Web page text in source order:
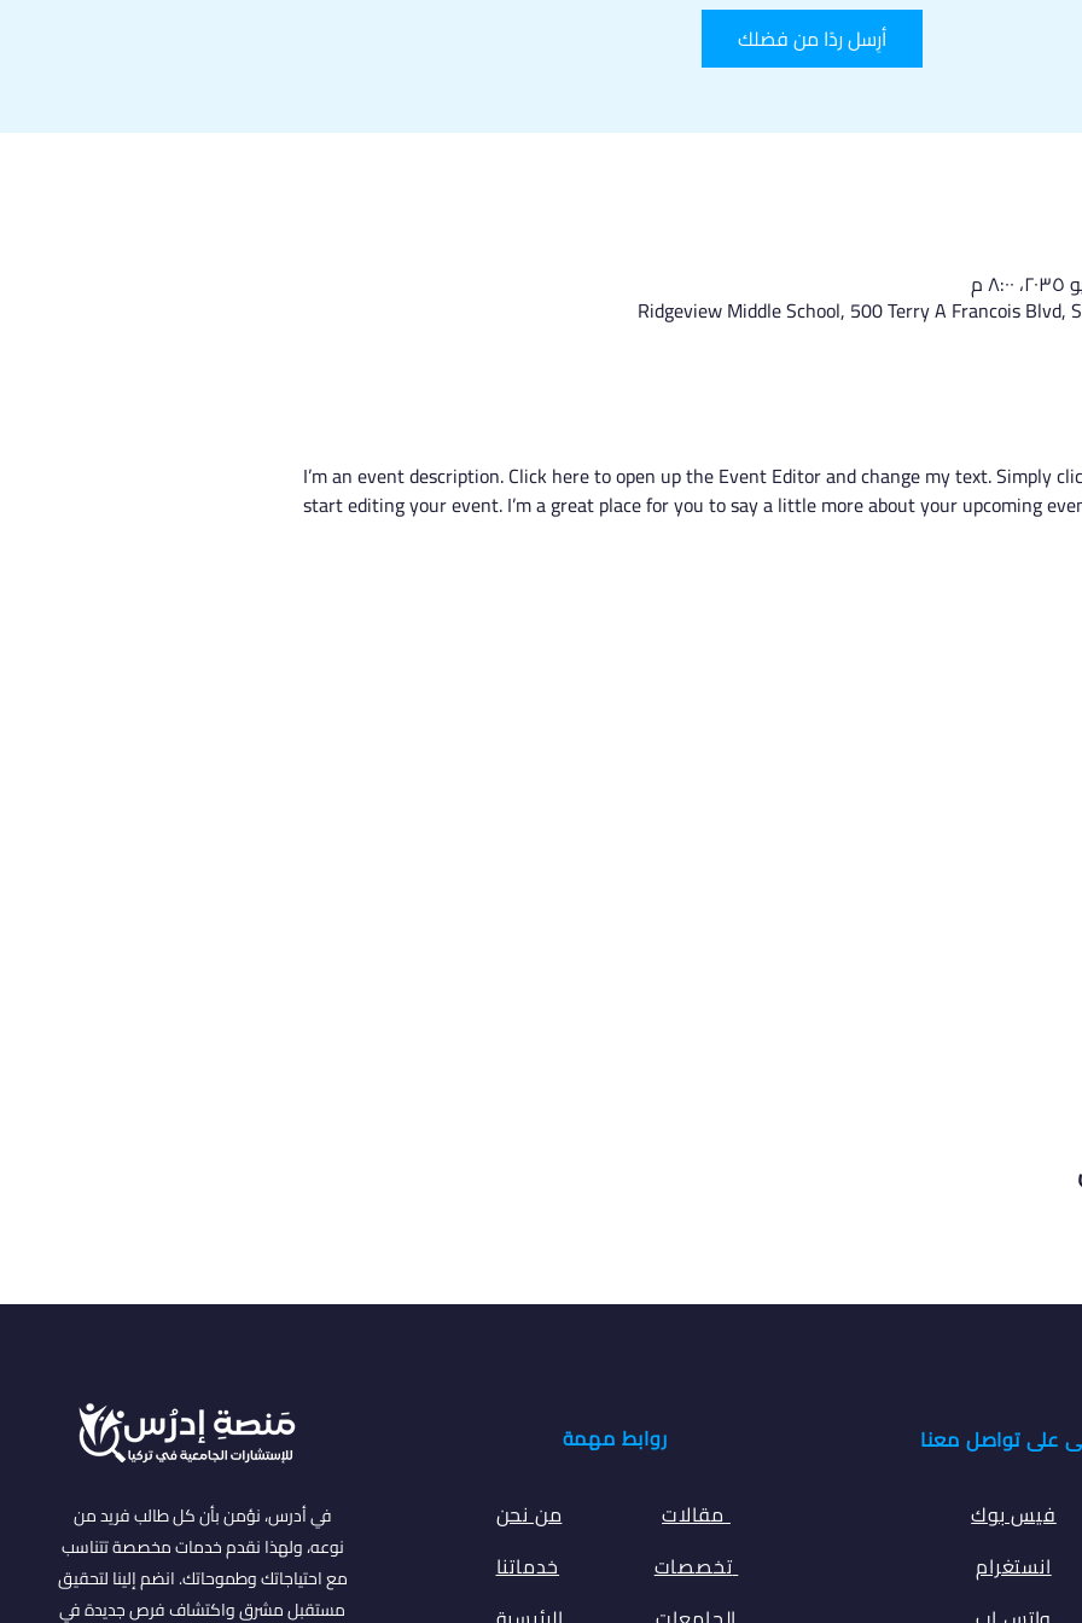
أرِسل ردًا من فضلك
Ridgeview Middle School, 500 Terry A Francois Blvd,
I’m an event description. Click here to open up the Event Editor and change my text. Simply
start editing your event. I’m a great place for you to say a little more about your upcoming
في أدرس، نؤمن بأن كل طالب فريد من
نوعه، ولهذا نقدم خدمات مخصصة تتناسب
مع احتياجاتك وطموحاتك. انضم إلينا لتحقيق
مستقبل مشرق واكتشاف فرص جديدة في
من نحن
خدماتنا
مقالات
تخصصات
على تواصل معنا
فيس بوك
انستغرام